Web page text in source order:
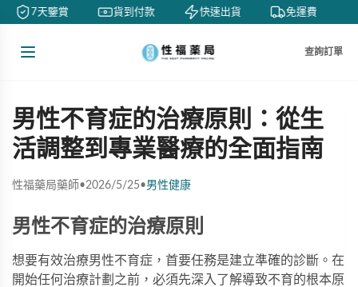
7天鑒賞 貨到付款 快速出貨 免運費
查詢訂單
男性不育症的治療原則：從生
活調整到專業醫療的全面指南
性福藥局藥師•2026/5/25•男性健康
男性不育症的治療原則
想要有效治療男性不育症，首要任務是建立準確的診斷。在
開始任何治療計劃之前，必須先深入了解導致不育的根本原